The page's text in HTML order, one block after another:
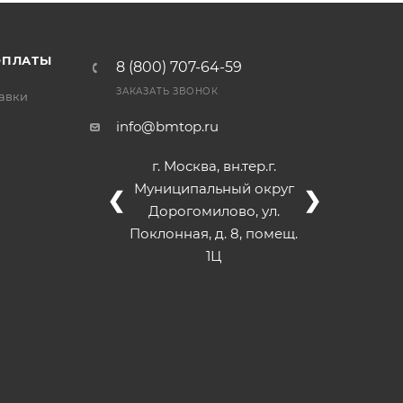
8 (800) 707-64-59
ЗАКАЗАТЬ ЗВОНОК
info@bmtop.ru
г. Москва, вн.тер.г.
Муниципальный округ
Дорогомилово, ул.
Поклонная, д. 8, помещ.
1Ц
❮ ❯